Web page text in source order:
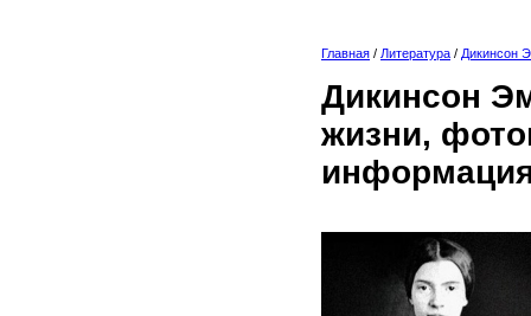
Главная / Литература / Дикинсон
Дикинсон
жизни,